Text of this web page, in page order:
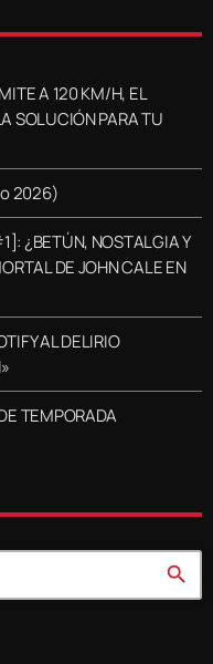
A 120 KM/H, EL
SOLUCIÓN PARA TU
2026)
¿BETÚN, NOSTALGIA Y
DE JOHN CALE EN
AL DELIRIO
TEMPORADA
search